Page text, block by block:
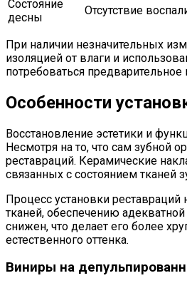
Состояние
десны
Отсутствие
При наличии незначительных
изоляцией от влаги и
потребоваться
Особенности
Восстановление эстетики и
Несмотря на то, что сам зубной
реставраций. Керамические
связанных с состоянием тканей
Процесс установки реставраций
тканей, обеспечению
снижен, что делает его более
естественного оттенка.
Виниры на